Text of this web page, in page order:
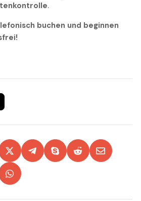
.
buchen und beginnen